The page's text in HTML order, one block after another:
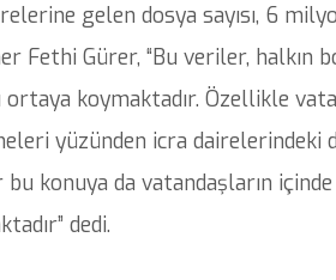
gelen dosya sayısı, 6
Fethi Gürer, “Bu veriler, halkın
ortaya koymaktadır. Özellikle
yüzünden icra dairelerindeki
konuya da vatandaşların
dedi.